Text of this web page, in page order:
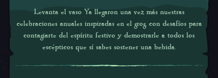
Levanta el vaso Ya llegaron una vez más nuestras
celebraciones anuales inspiradas en el grog, con desafíos para
contagiarte del espíritu festivo y demostrarle a todos los
escépticos que sí sabes sostener una bebida.